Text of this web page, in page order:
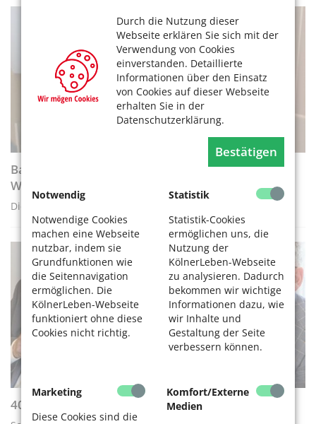
Durch die Nutzung dieser
Webseite erklären Sie sich mit der
Verwendung von Cookies
einverstanden. Detaillierte
Informationen über den Einsatz
von Cookies auf dieser Webseite
erhalten Sie in der
Datenschutzerklärung.
Bestätigen
Notwendig
Notwendige Cookies
machen eine Webseite
nutzbar, indem sie
Grundfunktionen wie
die Seitennavigation
ermöglichen. Die
KölnerLeben-Webseite
funktioniert ohne diese
Cookies nicht richtig.
Statistik
Statistik-Cookies
ermöglichen uns, die
Nutzung der
KölnerLeben-Webseite
zu analysieren. Dadurch
bekommen wir wichtige
Informationen dazu, wie
wir Inhalte und
Gestaltung der Seite
verbessern können.
Marketing
Diese Cookies sind die
Komfort/Externe
Medien
Barrierefreies Wohnen: Älter werden im
Wohngefängnis?
Die Seniorenvertretung Köln (SVK)
AKTIV WERDEN
40 Jahre Seniorenvertretung in 2018